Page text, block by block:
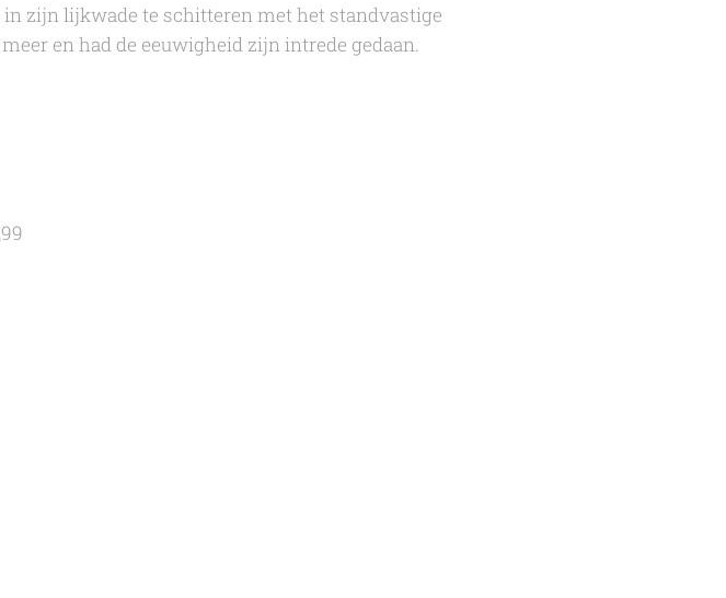
zijn lijkwade te schitteren met het standvastige
en had de eeuwigheid zijn intrede gedaan.